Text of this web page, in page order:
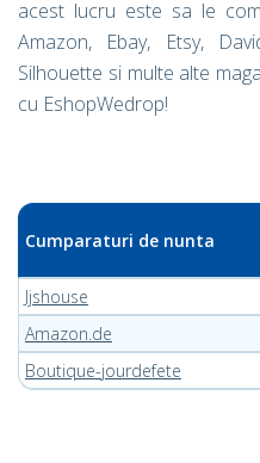
acest lucru este sa le
Amazon, Ebay, Etsy,
Silhouette si multe alte
cu EshopWedrop!
Cumparaturi de nunta
Jjshouse
Amazon.de
Boutique-jourdefete